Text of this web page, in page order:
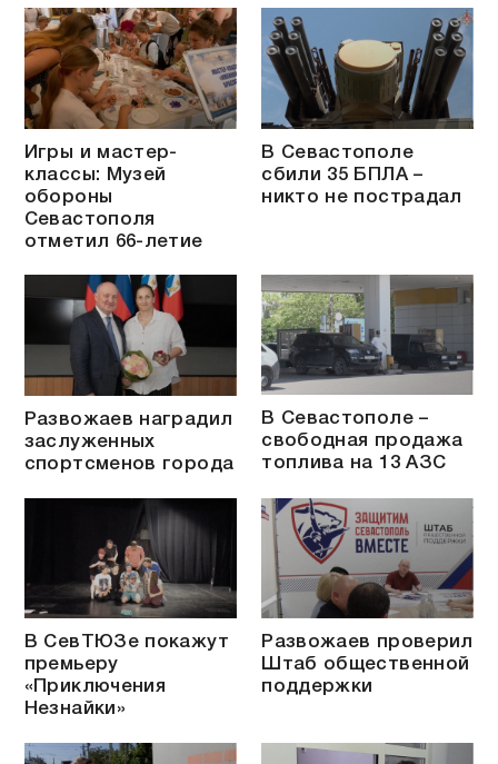
Игры и мастер-
классы: Музей
обороны
Севастополя
отметил 66-летие
В Севастополе
сбили 35 БПЛА –
никто не пострадал
Развожаев наградил
заслуженных
спортсменов города
В Севастополе –
свободная продажа
топлива на 13 АЗС
В СевТЮЗе покажут
премьеру
«Приключения
Незнайки»
Развожаев проверил
Штаб общественной
поддержки